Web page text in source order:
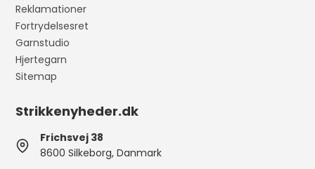
Reklamationer
Fortrydelsesret
Garnstudio
Hjertegarn
Sitemap
Strikkenyheder.dk
Frichsvej 38
8600 Silkeborg, Danmark